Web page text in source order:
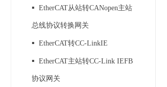
▪ EtherCAT从站转CANopen主站
总线协议转换网关
▪ EtherCAT转CC-LinkIE
▪ EtherCAT主站转CC-Link IEFB
协议网关